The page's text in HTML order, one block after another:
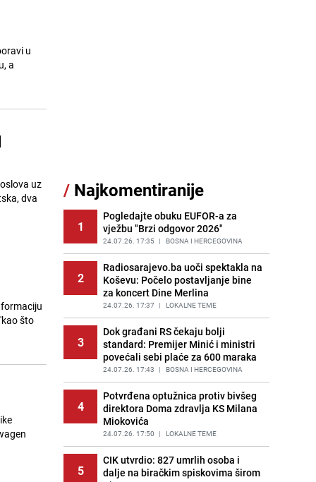
u
a
uz
dva
što
11
oduzeo zastavu s ljiljanima i
sankcionisao vozača iz Bosanskog
Novog
PRIJE 2 DANA | BOSNA I HERCEGOVINA
12
Kao iz slastičarne: Rolada od
čokolade i kokosa bez pečenja,
jednostavan desert bez imalo muke
PRIJE 2 DANA | RECEPTI
13
Tajna savršenog makedonskog
ajvara: Stari recept za kremast i
bogat okus
PRIJE 2 DANA RECEPTI
14
Tuga potresla grad na Uni:
Preminula Lejla Muhić (39),
sugrađani u nevjerici
PRIJE 2 DANA
15
Borba trajala satima: Pogledajte
'grdosiju' od skoro tri metra koju su
braća izvukla iz mora
/ Najkomentiranije
1
Pogledajte obuku EUFOR-a za
vježbu "Brzi odgovor 2026"
24.07.26. 17:35 | BOSNA I HERCEGOVINA
2
Radiosarajevo.ba uoči spektakla na
Koševu: Počelo postavljanje bine
za koncert Dine Merlina
24.07.26. 17:37 | LOKALNE TEME
3
Dok građani RS čekaju bolji
standard: Premijer Minić i ministri
povećali sebi plaće za 600 maraka
24.07.26. 17:43 | BOSNA I HERCEGOVINA
4
Potvrđena optužnica protiv bivšeg
direktora Doma zdravlja KS Milana
Miokovića
24.07.26. 17:50 | LOKALNE TEME
5
CIK utvrdio: 827 umrlih osoba i
dalje na biračkim spiskovima širom